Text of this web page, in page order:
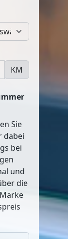
KM
Sie
dabei
bei
und
die